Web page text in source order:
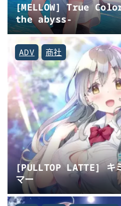
[MELLOW] True
the abyss-
ADV 商社
[PULLTOP LATTE] キ
マー